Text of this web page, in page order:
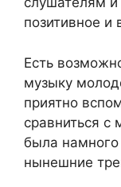
позитивное и
Есть
музыку
приятно
сравниться
была
нынешние